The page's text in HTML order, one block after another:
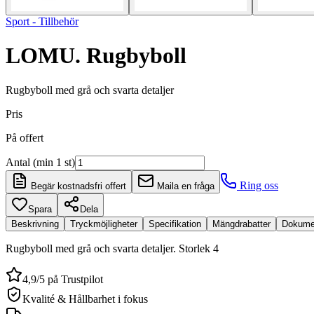
Sport - Tillbehör
LOMU. Rugbyboll
Rugbyboll med grå och svarta detaljer
Pris
På offert
Antal (min 1 st)
Begär kostnadsfri offert Maila en fråga Ring oss
Spara
Dela
Beskrivning
Tryckmöjligheter Specifikation Mängdrabatter
Rugbyboll med grå och svarta detaljer. Storlek 4
4,9/5 på Trustpilot
Kvalité & Hållbarhet i fokus